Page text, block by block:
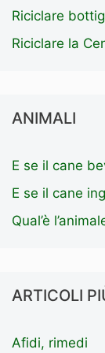
Riciclare
Riciclare la
ANIMALI
E se il cane
E se il cane
Qual’è
ARTICOLI
Afidi, rimedi